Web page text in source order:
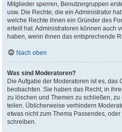
Mitglieder sperren, Benutzergruppen
usw. Die Rechte, die ein Administrator
welche Rechte ihnen ein Gründer des
erteilt hat. Administratoren können auch
haben, wenn ihnen das entsprechende
Nach oben
Was sind Moderatoren?
Die Aufgabe der Moderatoren ist es, das
beobachten. Sie haben das Recht, in
zu löschen und Themen zu schließen,
teilen. Üblicherweise verhindern
etwas nicht zum Thema Passendes,
schreiben.